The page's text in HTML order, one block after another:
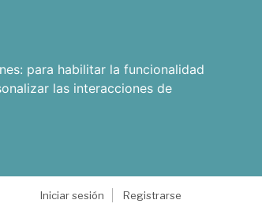
para habilitar la funcionalidad
las interacciones de
Iniciar sesión
Registrarse